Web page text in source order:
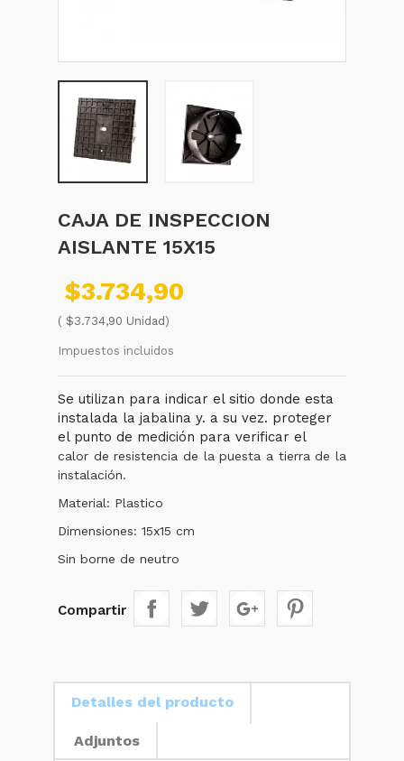
CAJA DE INSPECCION
AISLANTE 15X15
$3.734,90
( $3.734,90 Unidad)
Impuestos incluidos
Se utilizan para indicar el sitio donde esta
instalada la jabalina y. a su vez. proteger
el punto de medición para verificar el
calor de resistencia de la puesta a tierra de la
instalación.
Material: Plastico
Dimensiones: 15x15 cm
Sin borne de neutro
Compartir
Detalles del producto
Adjuntos